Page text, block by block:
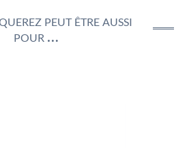
peut être aussi
pour …